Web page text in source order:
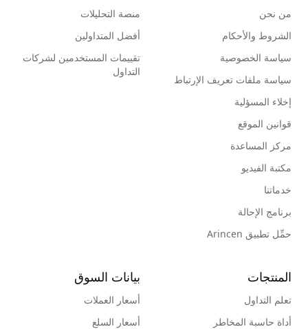
من نحن
الشروط والأحكام
سياسة الخصوصية
سياسة ملفات تعريف الإرتباط
إخلاء المسؤلية
قوانين الموقع
مركز المساعدة
مكتبة الفيديو
خدماتنا
برنامج الإحالة
حمِّل تطبيق Arincen
منصة التحليلات
أفضل المتداولين
تقييمات المستخدمين لشركات
التداول
المنتجات
تعلم التداول
أداة حاسبة المخاطر
بيانات السوق
أسعار العملات
أسعار السلع